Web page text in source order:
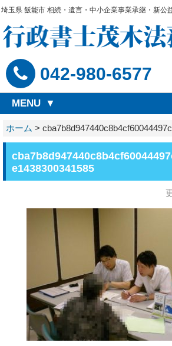
埼玉県 飯能市 相続・遺言・中小企業事業承継・新公
042-980-6577
MENU
ホーム >
e1438300341585